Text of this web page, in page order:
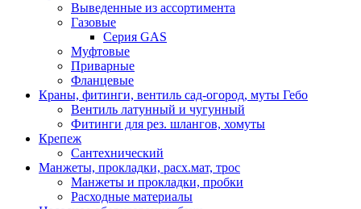
Выведенные из ассортимента
Газовые
Серия GAS
Муфтовые
Приварные
Фланцевые
Краны, фитинги, вентиль сад-огород, муты Гебо
Вентиль латунный и чугунный
Фитинги для рез. шлангов, хомуты
Крепеж
Сантехнический
Манжеты, прокладки, расх.мат, трос
Манжеты и прокладки, пробки
Расходные материалы